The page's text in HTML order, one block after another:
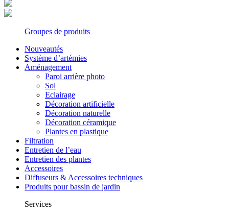
Groupes de produits
Nouveautés
Système d’artémies
Aménagement
Paroi arrière photo
Sol
Eclairage
Décoration artificielle
Décoration naturelle
Décoration céramique
Plantes en plastique
Filtration
Entretien de l’eau
Entretien des plantes
Accessoires
Diffuseurs & Accessoires techniques
Produits pour bassin de jardin
Services